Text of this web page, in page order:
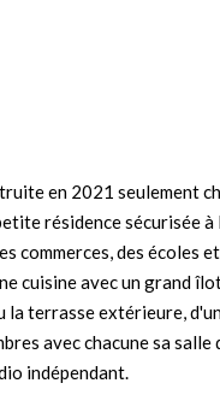
en 2021 seulement
résidence sécurisée
commerces, des écoles
cuisine avec un grand
la terrasse extérieure,
avec chacune sa salle
indépendant.